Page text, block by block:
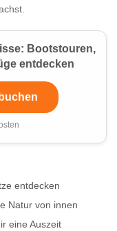
Bootstouren,
entdecken
entdecken
Natur von innen
eine Auszeit